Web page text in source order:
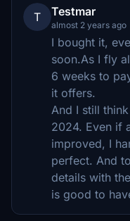
T Testmar
almost 2 years ago
I bought it,
soon.As I fly
6 weeks to
it offers.
And I still
2024. Even if
improved, I
perfect. And
details with
is good to